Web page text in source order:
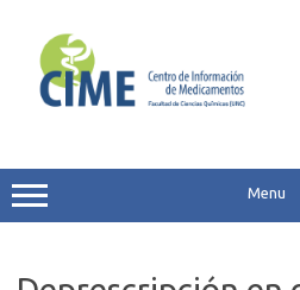
content
Menu